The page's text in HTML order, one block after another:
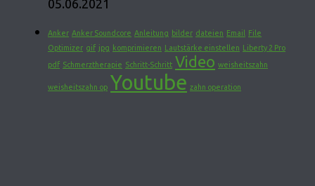
05.06.2021
Anker Anker Soundcore Anleitung bilder dateien Email File
Optimizer gif jpg komprimieren Lautstärke einstellen Liberty 2 Pro
pdf Schmerztherapie Schritt-Schritt Video weisheitszahn
weisheitszahn op Youtube zahn operation